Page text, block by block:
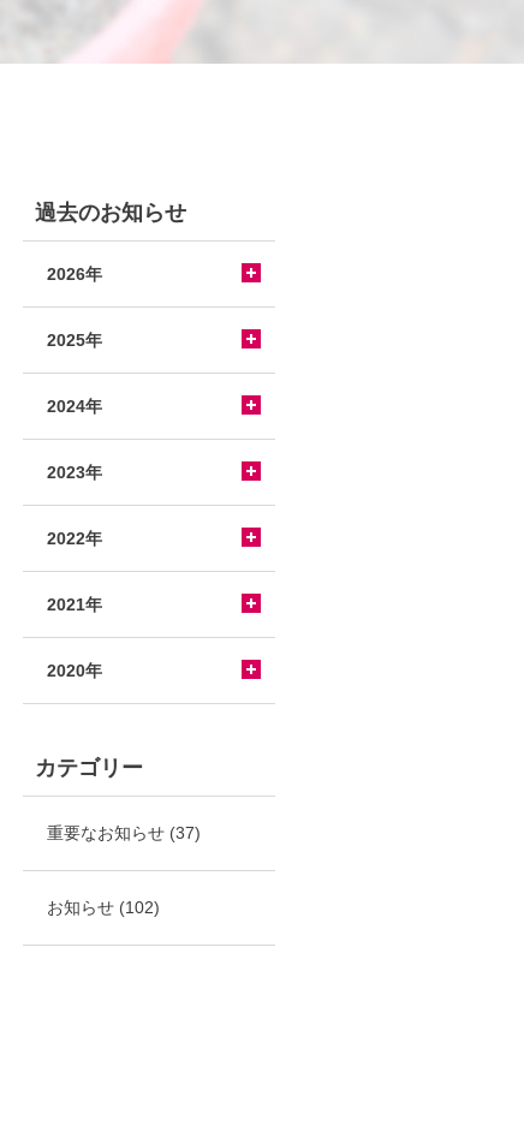
過去のお知らせ
2026年
2025年
2024年
2023年
2022年
2021年
2020年
カテゴリー
重要なお知らせ (37)
お知らせ (102)